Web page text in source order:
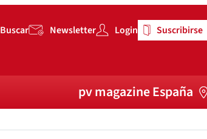
Buscar
Buscar Newsletter Login Suscribirse
pv magazine España